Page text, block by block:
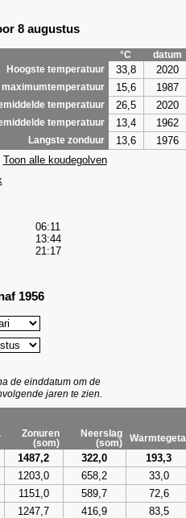
8 augustus
°C
datum
Hoogste temperatuur
33,8 2020
maximumtemperatuur 15,6 1987
temperatuur 26,5 2020
temperatuur 13,4 1962
Langste zonduur 13,6
1976
Toon alle koudegolven
06:11
13:44
21:17
1956
de einddatum om de
jaren te zien.
Zonuren
(som)
Neerslag
(som)
Warmtegetal
1487,2 322,0 193,3
1203,0 658,2 33,0
1151,0 589,7 72,6
1247,7 416,9 83,5